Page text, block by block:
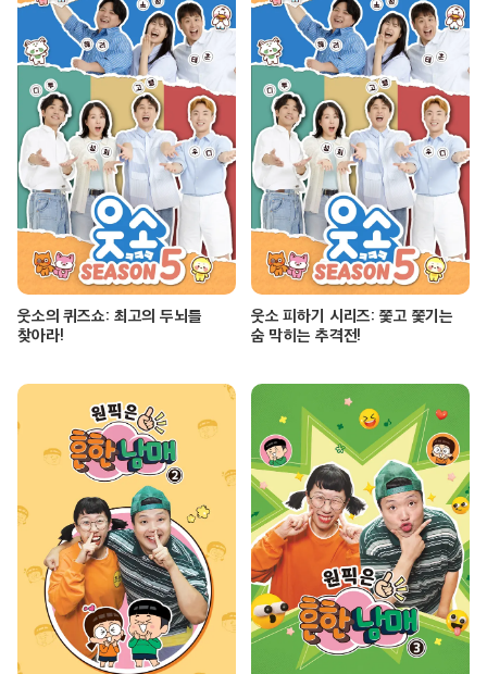
웃소의 퀴즈쇼: 최고의 두뇌를
찾아라!
웃소 피하기 시리즈: 쫓고 쫓기는
숨 막히는 추격전!